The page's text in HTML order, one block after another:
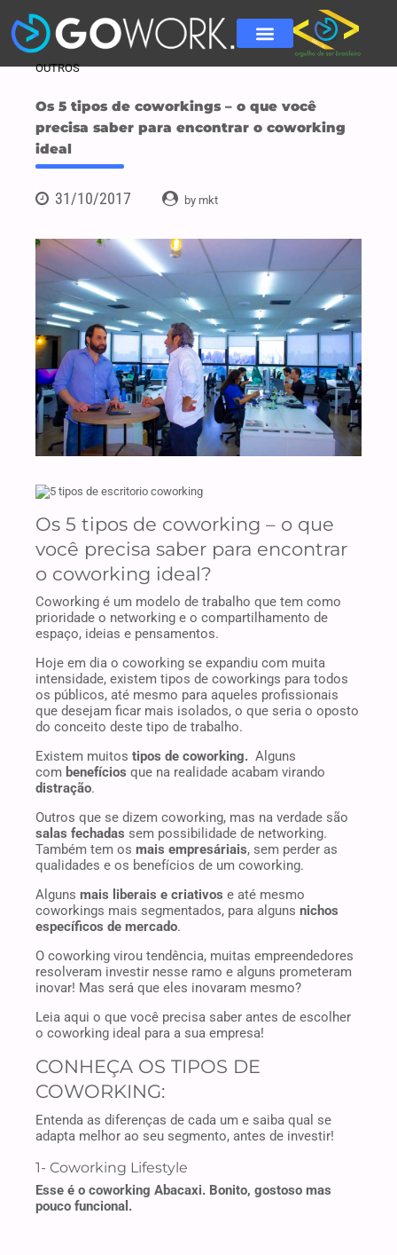
OUTROS
Os 5 tipos de coworkings – o que você
precisa saber para encontrar o coworking
ideal
31/10/2017 by mkt
Os 5 tipos de coworking – o que
você precisa saber para encontrar
o coworking ideal?
Coworking é um modelo de trabalho que tem como
prioridade o networking e o compartilhamento de
espaço, ideias e pensamentos.
Hoje em dia o coworking se expandiu com muita
intensidade, existem tipos de coworkings para todos
os públicos, até mesmo para aqueles profissionais
que desejam ficar mais isolados, o que seria o oposto
do conceito deste tipo de trabalho.
Existem muitos tipos de coworking. Alguns
com benefícios que na realidade acabam virando
distração.
Outros que se dizem coworking, mas na verdade são
salas fechadas sem possibilidade de networking.
Também tem os mais empresáriais, sem perder as
qualidades e os benefícios de um coworking.
Alguns mais liberais e criativos e até mesmo
coworkings mais segmentados, para alguns nichos
específicos de mercado.
O coworking virou tendência, muitas empreendedores
resolveram investir nesse ramo e alguns prometeram
inovar! Mas será que eles inovaram mesmo?
Leia aqui o que você precisa saber antes de escolher
o coworking ideal para a sua empresa!
CONHEÇA OS TIPOS DE
COWORKING:
Entenda as diferenças de cada um e saiba qual se
adapta melhor ao seu segmento, antes de investir!
1- Coworking Lifestyle
Esse é o coworking Abacaxi. Bonito, gostoso mas
pouco funcional.